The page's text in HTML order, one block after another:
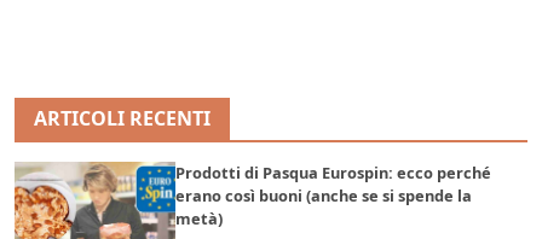
ARTICOLI RECENTI
Prodotti di Pasqua Eurospin: ecco perché
erano così buoni (anche se si spende la
metà)